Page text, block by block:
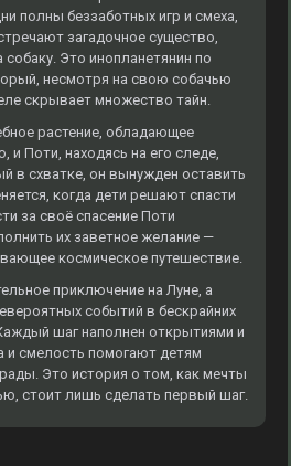
полны беззаботных игр и смеха,
загадочное существо,
Это инопланетянин по
несмотря на свою собачью
скрывает множество тайн.
растение, обладающее
и Поти, находясь на его следе,
в схватке, он вынужден оставить
когда дети решают спасти
за своё спасение Поти
их заветное желание —
космическое путешествие.
приключение на Луне, а
событий в бескрайних
шаг наполнен открытиями и
смелость помогают детям
Это история о том, как мечты
стоит лишь сделать первый шаг.